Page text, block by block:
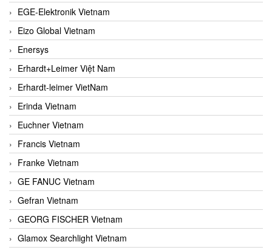
EGE-Elektronik Vietnam
Eizo Global Vietnam
Enersys
Erhardt+Leimer Việt Nam
Erhardt-leimer VietNam
Erinda Vietnam
Euchner Vietnam
Francis Vietnam
Franke Vietnam
GE FANUC Vietnam
Gefran Vietnam
GEORG FISCHER Vietnam
Glamox Searchlight Vietnam